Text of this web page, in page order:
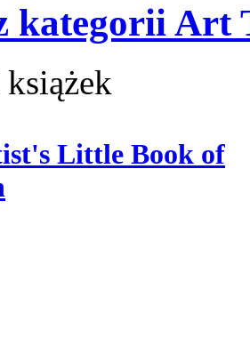
kategorii Art
Little Book of